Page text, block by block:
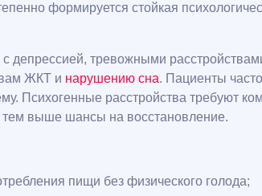
формируется стойкая
депрессией, тревожными
ЖКТ и нарушению сна. Пациенты
расстройства требуют
тем выше шансы на восстановление.
пищи без физического голода;